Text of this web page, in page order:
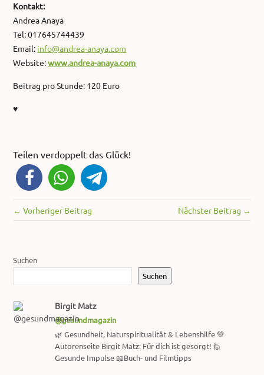
Kontakt:
Andrea Anaya
Tel: 017645744439
Email: info@andrea-anaya.com
Website:www.andrea-anaya.com
Beitrag pro Stunde: 120 Euro
♥
Teilen verdoppelt das Glück!
← Vorheriger Beitrag Nächster Beitrag →
Suchen
Suchen
Birgit Matz
@gesundmagazin
🌿 Gesundheit, Naturspiritualität & Lebenshilfe 💚
Autorenseite Birgit Matz: Für dich ist gesorgt! 🙋
Gesunde Impulse 📖Buch- und Filmtipps